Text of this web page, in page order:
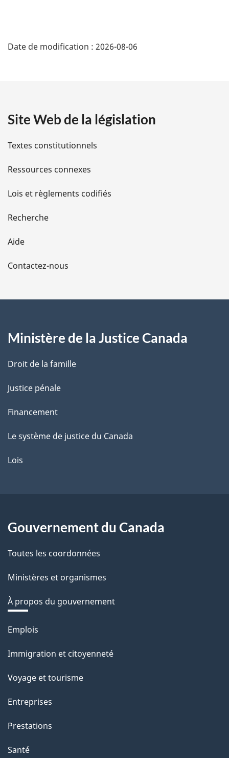
é
i
l
s
d
e
l
a
e
Date de modification : 2026-08-06
Site Web de la législation
Textes constitutionnels
Ressources connexes
Lois et règlements codifiés
Recherche
Aide
Contactez-nous
Ministère de la Justice Canada
Droit de la famille
Justice pénale
Financement
Le système de justice du Canada
Lois
Gouvernement du Canada
Toutes les coordonnées
Ministères et organismes
À propos du gouvernement
Thèmes
sujets
Emplois
Immigration et citoyenneté
Voyage et tourisme
Entreprises
Prestations
Santé